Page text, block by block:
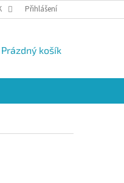
Přihlášení
NÁKUPNÍ
Prázdný košík